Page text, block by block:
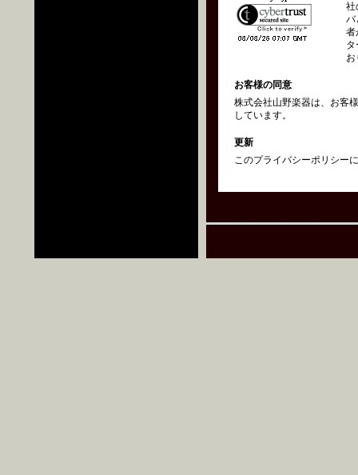
社
バ
者
お客様の同意
株式会社山野楽器は、お客
しています。
更新
このプライバシーポリシー